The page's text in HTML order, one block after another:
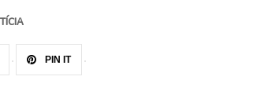
PIN IT